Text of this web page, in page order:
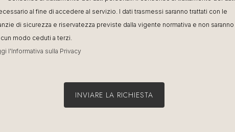
al fine di accedere al servizio. I dati trasmessi saranno trattati con le
di sicurezza e riservatezza previste dalla vigente normativa e non saranno
modo ceduti a terzi.
l'Informativa sulla Privacy